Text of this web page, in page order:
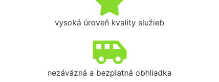
vysoká úroveň kvality služieb
nezáväzná a bezplatná obhliadka